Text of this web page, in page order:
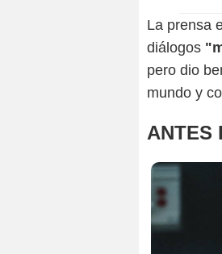
La prensa
diálogos
pero dio
mundo y
ANTES